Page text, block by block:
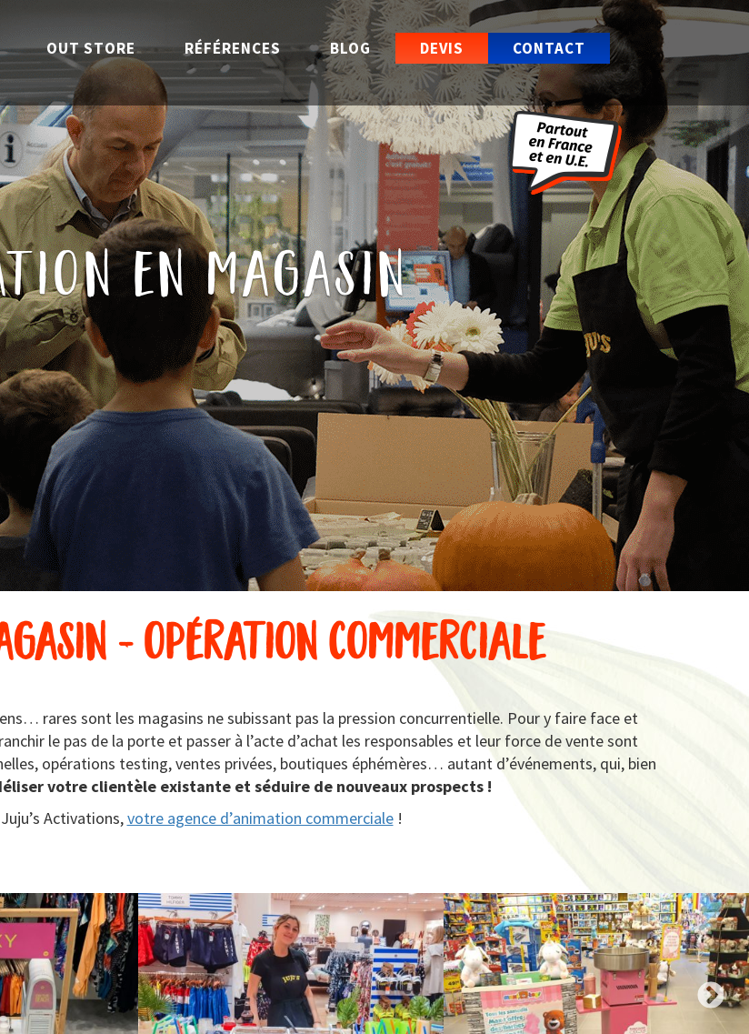
OUT STORE RÉFÉRENCES BLOG DEVIS CONTACT
en magasin
- opération commerciale
rares sont les magasins ne subissant pas la pression concurrentielle. Pour y faire face et
le pas de la porte et passer à l’acte d’achat les responsables et leur force de vente sont
opérations testing, ventes privées, boutiques éphémères… autant d’événements, qui, bien
votre clientèle existante et séduire de nouveaux prospects !
Activations,votre agence d’animation commerciale!